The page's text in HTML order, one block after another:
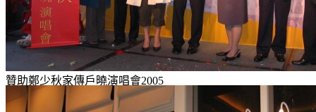
贊助鄭少秋家傳戶曉演唱會2005